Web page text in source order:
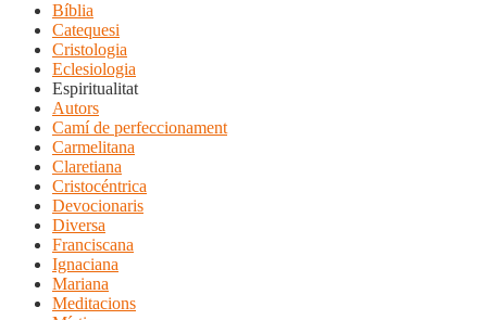
Bíblia
Catequesi
Cristologia
Eclesiologia
Espiritualitat
Autors
Camí de perfeccionament
Carmelitana
Claretiana
Cristocéntrica
Devocionaris
Diversa
Franciscana
Ignaciana
Mariana
Meditacions